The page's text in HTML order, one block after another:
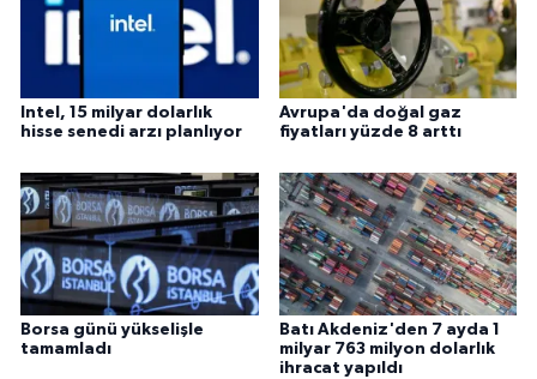
Intel, 15 milyar dolarlık
hisse senedi arzı planlıyor
Avrupa'da doğal gaz
fiyatları yüzde 8 arttı
Borsa günü yükselişle
tamamladı
Batı Akdeniz'den 7 ayda 1
milyar 763 milyon dolarlık
ihracat yapıldı